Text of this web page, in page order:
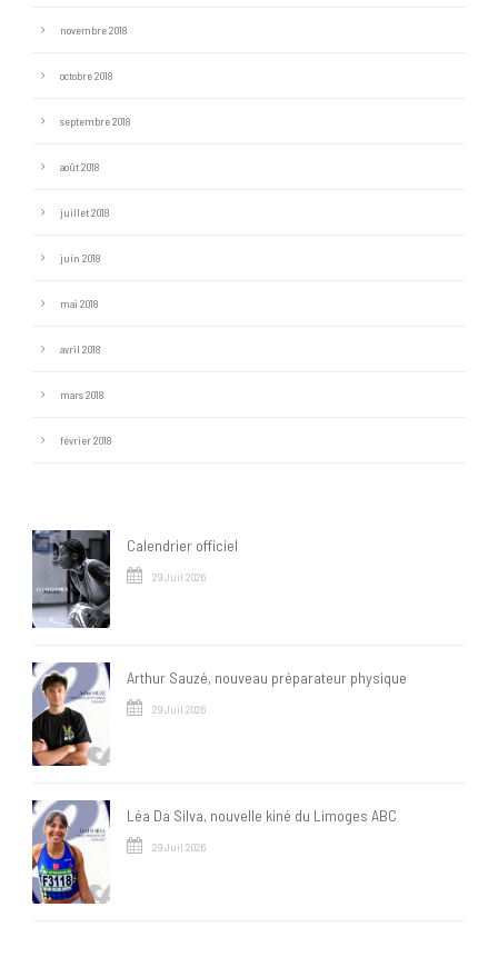
novembre 2018
octobre 2018
septembre 2018
août 2018
juillet 2018
juin 2018
mai 2018
avril 2018
mars 2018
février 2018
Calendrier officiel
29 Juil 2026
Arthur Sauzé, nouveau préparateur physique
29 Juil 2026
Léa Da Silva, nouvelle kiné du Limoges ABC
29 Juil 2026